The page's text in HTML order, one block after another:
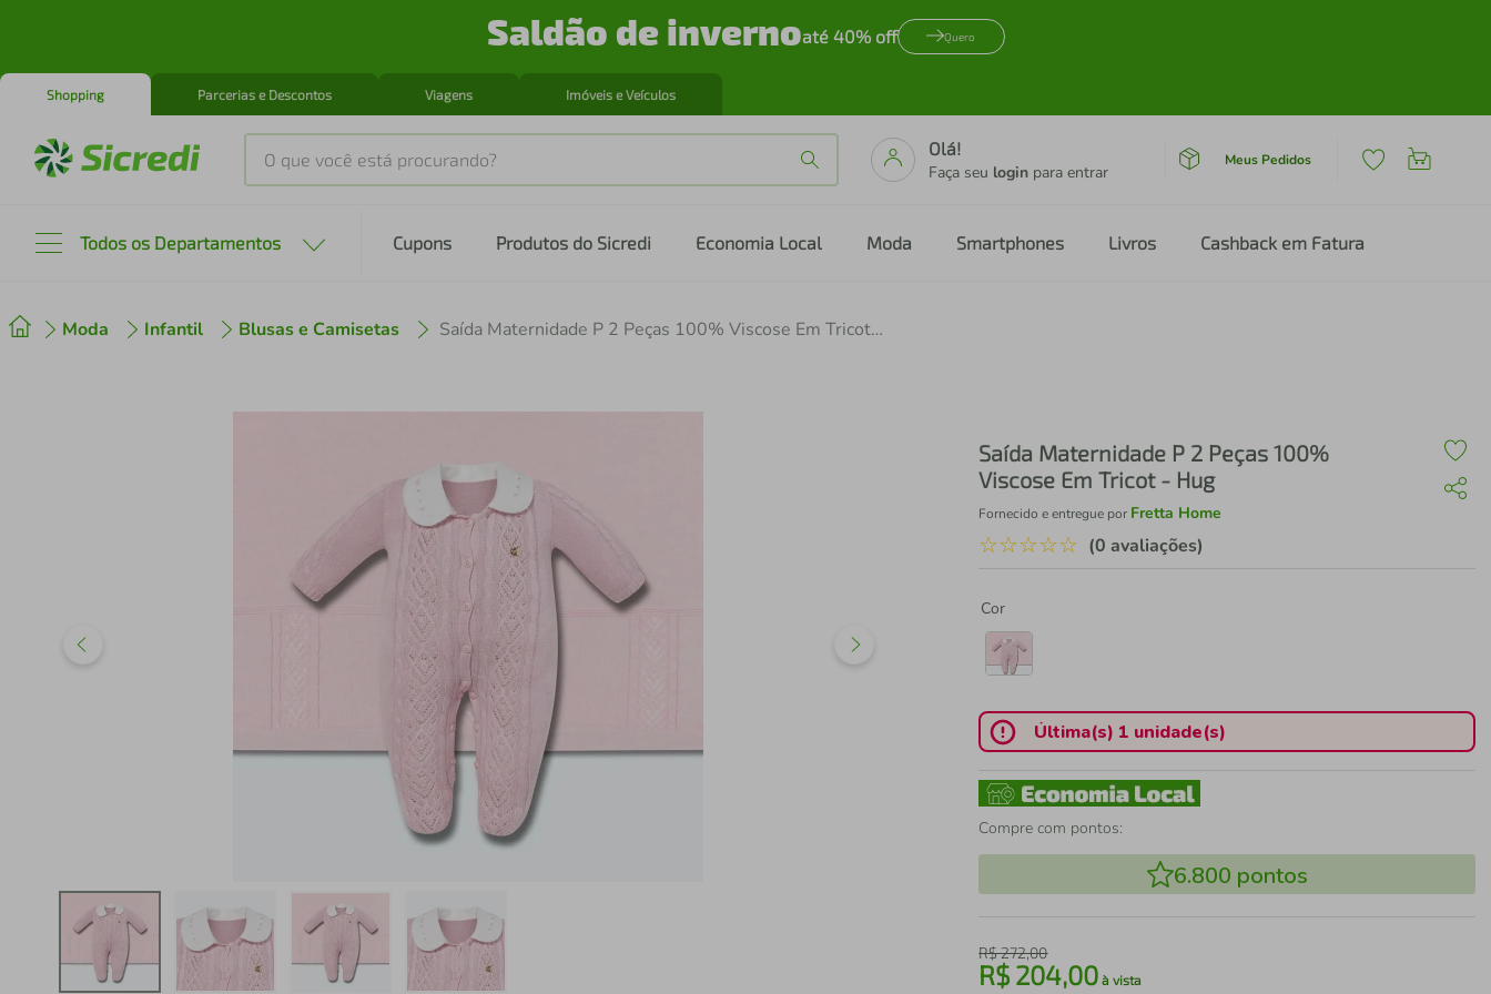
Saldão de invernoaté 40% off Quero
Shopping Parcerias e Descontos Viagens Imóveis e Veículos
O que você está procurando?
Olá!
Faça seu login para entrar
Meus Pedidos
Todos os Departamentos Cupons Produtos do Sicredi Economia Local Moda Smartphones Livros Cashback em Fatura
Moda Infantil Blusas e Camisetas Saída Maternidade P 2 Peças 100% Viscose Em Tricot - Hug
Saída Maternidade P 2 Peças 100%
Viscose Em Tricot - Hug
Fornecido e entregue por Fretta Home
☆☆☆☆☆ (0 avaliações)
Cor
Última(s) 1 unidade(s)
Compre com pontos:
6.800 pontos
R$272,00
R$204,00 à vista
2º cafeteira